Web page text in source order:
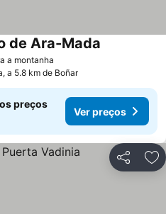
a montanha
de Ara-Mada
a 5.8 km de Boñar
preços
Ver preços
Partilhar